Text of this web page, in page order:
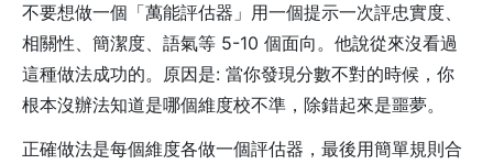
不要想做一個「萬能評估器」用一個提示一次評忠實度、
相關性、簡潔度、語氣等 5-10 個面向。他說從來沒看過
這種做法成功的。原因是: 當你發現分數不對的時候，你
根本沒辦法知道是哪個維度校不準，除錯起來是噩夢。
正確做法是每個維度各做一個評估器，最後用簡單規則合